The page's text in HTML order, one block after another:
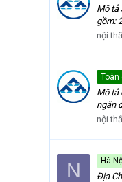
Mô tả
gồm:
nội
Toàn
Mô tả
ngăn
nội
N Hà
Địa